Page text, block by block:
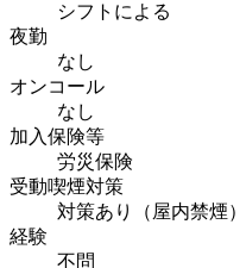
シフトによる
夜勤
なし
オンコール
なし
加入保険等
労災保険
受動喫煙対策
対策あり（屋内禁煙）
経験
不問